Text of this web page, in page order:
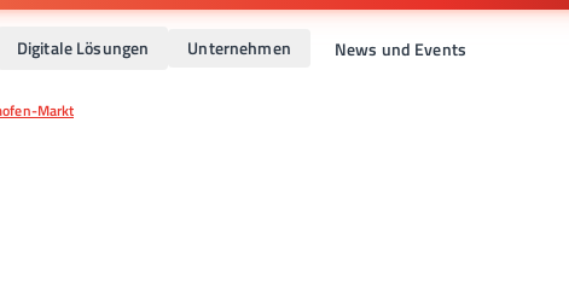
Digitale Lösungen Unternehmen News und Events
Markt